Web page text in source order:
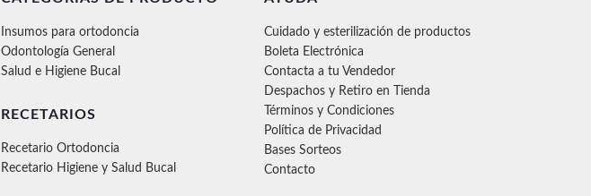
Insumos para ortodoncia
Odontología General
Salud e Higiene Bucal
RECETARIOS
Recetario Ortodoncia
Recetario Higiene y Salud Bucal
Cuidado y esterilización de productos
Boleta Electrónica
Contacta a tu Vendedor
Despachos y Retiro en Tienda
Términos y Condiciones
Política de Privacidad
Bases Sorteos
Contacto